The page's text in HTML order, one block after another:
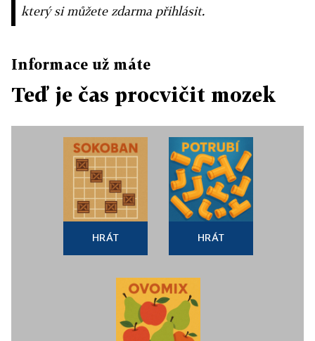
který si můžete zdarma přihlásit.
Informace už máte
Teď je čas procvičit mozek
HRÁT HRÁT